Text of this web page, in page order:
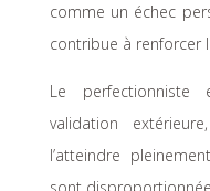
comme un échec
contribue à renforcer
Le
validation
l’atteindre